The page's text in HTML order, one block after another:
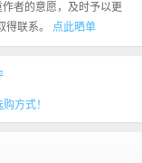
作者的意愿，及时予以更
得联系。 点此晒单
方式！